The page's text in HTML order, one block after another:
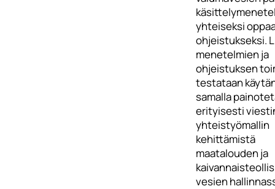
yhteiseksi
ohjeistukseksi.
menetelmien ja
ohjeistuksen
testataan
samalla
erityisesti
yhteistyömallin
kehittämistä
maatalouden ja
vesien